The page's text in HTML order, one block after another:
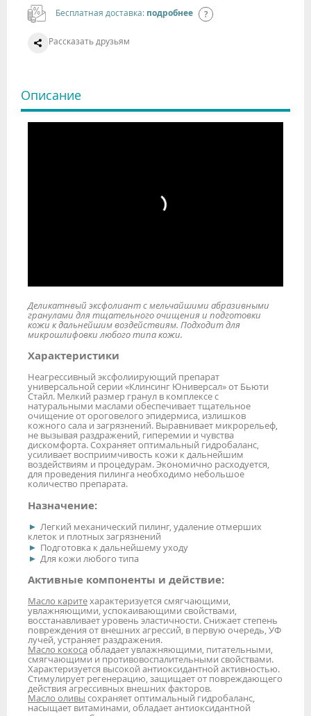
Бесплатная доставка: подробнее
Рассказать друзьям
Описание
Деликатнвый эксфолиант с мельчайшими абразивными
гранулами для тщательного очищения и подготовки
кожи к дальнейшим воздействиям. Подходит для
микрошлифовки любого типа кожи.
Характеристики
Неагрессивный эксфолиирующий препарат
универсальной серии «Клинсинг Юниверсал» от Бьюти
Стайл. Мелкий размер гранул в комплексе с
натуральными маслами обеспечивает тщательное
очищение от ороговелого эпидермиса, излишков
кожного сала и загрязнений. Выравнивает микрорельеф,
не вызывая раздражений, гиперемии и чувства
дискомфорта. Сохраняет оптимальный гидробаланс,
усиливает восприимчивость кожи к дальнейшим
воздействиям и процедурам. Экономично расходуется,
для проведения пилинга необходимо небольшое
количество препарата.
Назначение:
Легкий механический пилинг, удаление отмерших
клеток и плотных загрязнений
Подготовка к дальнейшему уходу
Для кожи любого типа
Активные компоненты и действие:
Масло каритехарактеризуется смягчающими,
увлажняющими, успокаивающими свойствами,
восстанавливает уровень эластичности. Снижает степень
повреждения от внешних агрессий, в первую очередь, УФ
лучей, устраняет раздражения.
Масло кокоса обладает увлажняющими, питательными,
смягчающими и противовоспалительными свойствами.
Характеризуется высокой антиоксидантной активностью.
Стимулирует регенерацию, защищает от повреждающего
действия агрессивных внешних факторов.
Масло оливы сохраняет оптимальный гидробаланс,
насыщает витаминами, обладает антиоксидантной